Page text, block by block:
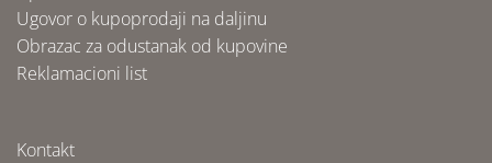
Ugovor o kupoprodaji na daljinu
Obrazac za odustanak od kupovine
Reklamacioni list
Kontakt